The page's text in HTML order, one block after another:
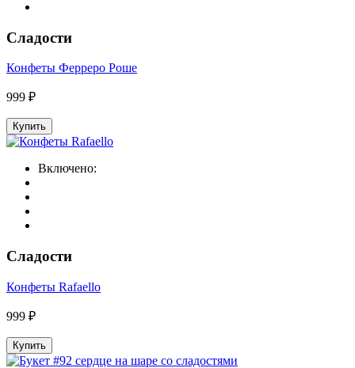
Сладости
Конфеты Ферреро Роше
999 ₽
Купить
Включено:
Сладости
Конфеты Rafaello
999 ₽
Купить